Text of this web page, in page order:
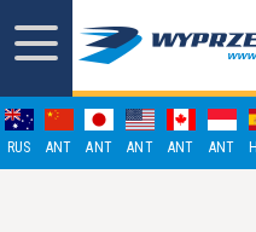
RUS ANT ANT ANT ANT ANT